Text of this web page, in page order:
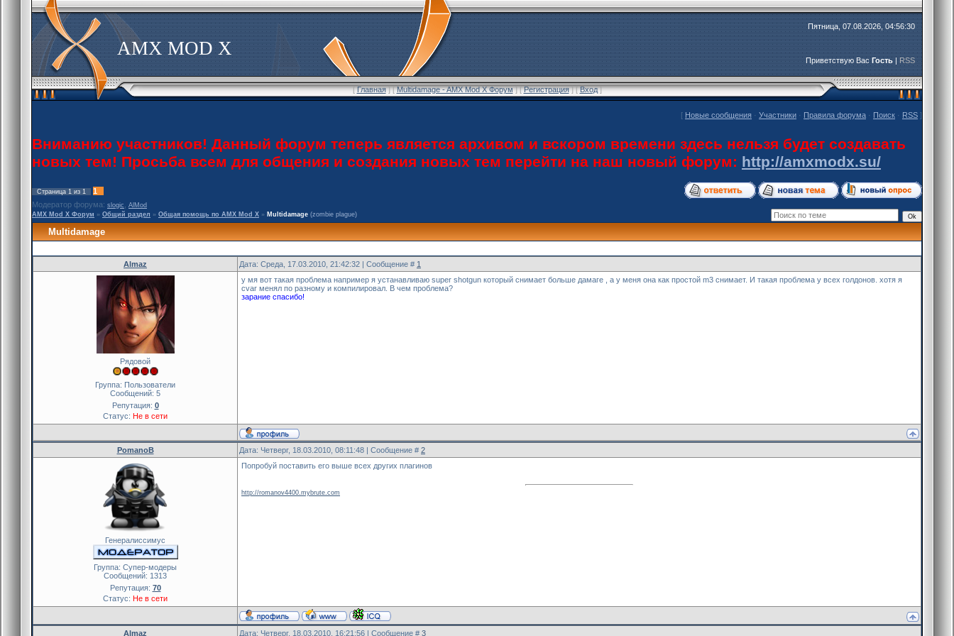
AMX MOD X
Пятница, 07.08.2026, 04:56:30
Приветствую Вас Гость|RSS
[Главная] [Multidamage - AMX Mod X Форум] [Регистрация] [Вход]
[ Новые сообщения · Участники · Правила форума · Поиск · RSS ]
Вниманию участников! Данный форум теперь является архивом и вскором времени здесь нельзя будет создавать
новых тем! Просьба всем для общения и создания новых тем перейти на наш новый форум: http://amxmodx.su/
Страница 1 из 1
1
Модератор форума: slogic
AlMod
AMX Mod X Форум » Общий раздел » Общая помощь по AMX Mod X » Multidamage (zombie plague)
Multidamage
Almaz Дата: Среда, 17.03.2010, 21:42:32 | Сообщение # 1
Рядовой
Группа: Пользователи
Сообщений: 5
Репутация: 0
Статус: Не в сети
у мя вот такая проблема например я устанавливаю super shotgun который снимает больше дамаге , а у меня она как простой m3 снимает. И такая проблема у всех голдонов. хотя я
cvar менял по разному и компилировал. В чем проблема?
зарание спасибо!
PomanoB Дата: Четверг, 18.03.2010, 08:11:48 | Сообщение # 2
Генералиссимус
Группа: Cупер-модеры
Сообщений: 1313
Репутация: 70
Статус: Не в сети
Попробуй поставить его выше всех других плагинов
http://romanov4400.mybrute.com
Almaz Дата: Четверг, 18.03.2010, 16:21:56 | Сообщение # 3